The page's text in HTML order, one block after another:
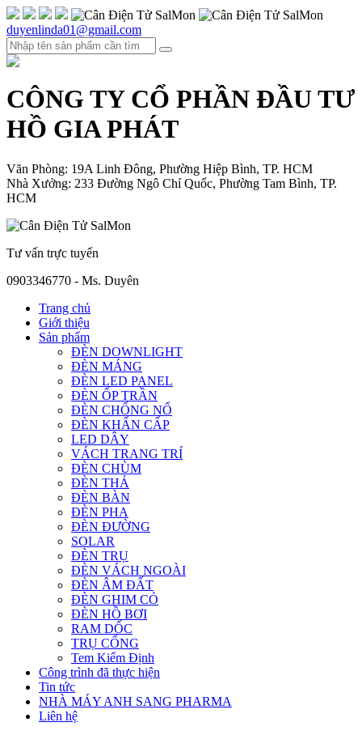
duyenlinda01@gmail.com
CÔNG TY CỔ PHẦN ĐẦU TƯ
HỒ GIA PHÁT
Văn Phòng: 19A Linh Đông, Phường Hiệp Bình, TP. HCM
Nhà Xưởng: 233 Đường Ngô Chí Quốc, Phường Tam Bình, TP.
HCM
Tư vấn trực tuyến
0903346770 - Ms. Duyên
Trang chủ
Giới thiệu
Sản phẩm
ĐÈN DOWNLIGHT
ĐÈN MÁNG
ĐÈN LED PANEL
ĐÈN ỐP TRẦN
ĐÈN CHỐNG NỔ
ĐÈN KHẨN CẤP
LED DÂY
VÁCH TRANG TRÍ
ĐÈN CHÙM
ĐÈN THẢ
ĐÈN BÀN
ĐÈN PHA
ĐÈN ĐƯỜNG
SOLAR
ĐÈN TRỤ
ĐÈN VÁCH NGOÀI
ĐÈN ÂM ĐẤT
ĐÈN GHIM CỎ
ĐÈN HỒ BƠI
RAM DỐC
TRỤ CỔNG
Tem Kiểm Định
Công trình đã thực hiện
Tin tức
NHÀ MÁY ANH SANG PHARMA
Liên hệ